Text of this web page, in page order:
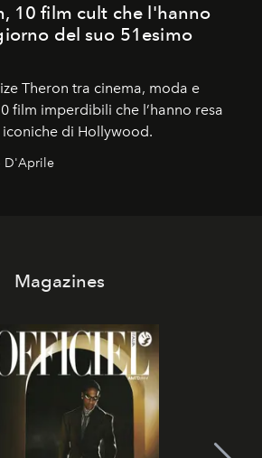
10 film cult che l'hanno
del suo 51esimo
Theron tra cinema, moda e
film imperdibili che l’hanno resa
di Hollywood.
D'Aprile
Magazines